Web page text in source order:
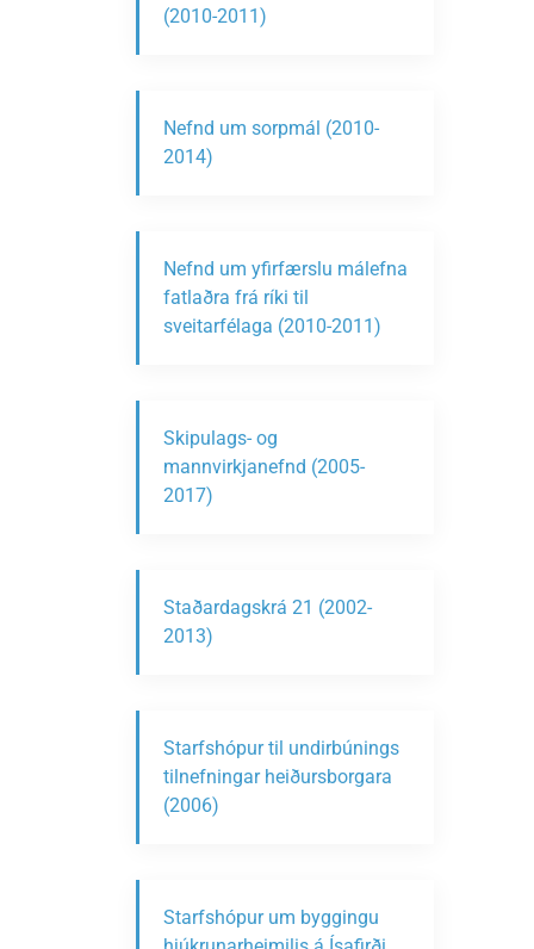
(2010-2011)
Nefnd um sorpmál (2010-
2014)
Nefnd um yfirfærslu málefna
fatlaðra frá ríki til
sveitarfélaga (2010-2011)
Skipulags- og
mannvirkjanefnd (2005-
2017)
Staðardagskrá 21 (2002-
2013)
Starfshópur til undirbúnings
tilnefningar heiðursborgara
(2006)
Starfshópur um byggingu